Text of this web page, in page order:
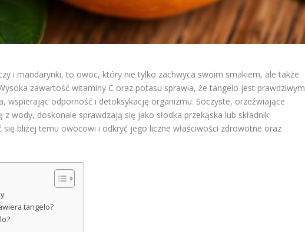
i mandarynki, to owoc, który nie tylko zachwyca swoim smakiem, ale także
zawartość witaminy C oraz potasu sprawia, że tangelo jest prawdziwym
wspierając odporność i detoksykację organizmu. Soczyste, orzeźwiające
z wody, doskonale sprawdzają się jako słodka przekąska lub składnik
bliżej temu owocowi i odkryć jego liczne właściwości zdrowotne oraz
tangelo?